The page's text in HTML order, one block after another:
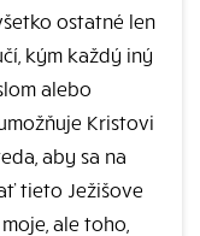
ostatné len
kým každý iný
alebo
Kristovi
aby sa na
tieto Ježišove
ale toho,